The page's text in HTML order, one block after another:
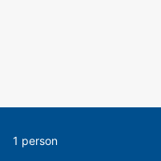
1 person